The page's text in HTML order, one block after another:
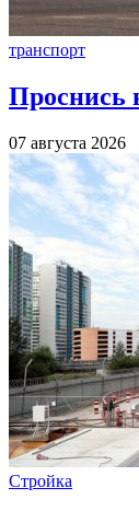
транспорт
Проснись
07 августа 2026
Стройка